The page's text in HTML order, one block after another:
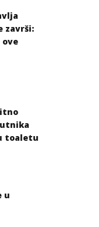
završi:
toaletu
u